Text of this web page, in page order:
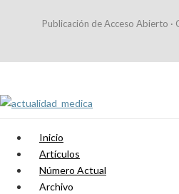
Publicación de Acceso Abierto ·
Inicio
Artículos
Número Actual
Archivo